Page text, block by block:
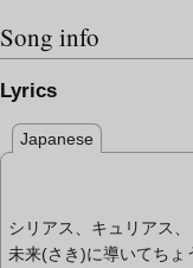
Song info
Lyrics
Japanese
シリアス、キュリアス
未来(さき)に導いてちょ